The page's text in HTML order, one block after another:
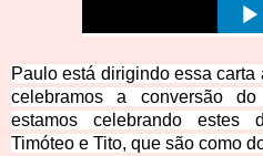
Paulo está dirigindo essa carta
celebramos a conversão
estamos celebrando estes
Timóteo e Tito, que são como